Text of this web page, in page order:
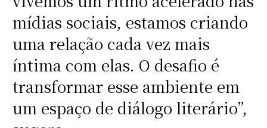
mídias sociais, estamos criando
uma relação cada vez mais
íntima com elas. O desafio é
transformar esse ambiente em
um espaço de diálogo literário”,